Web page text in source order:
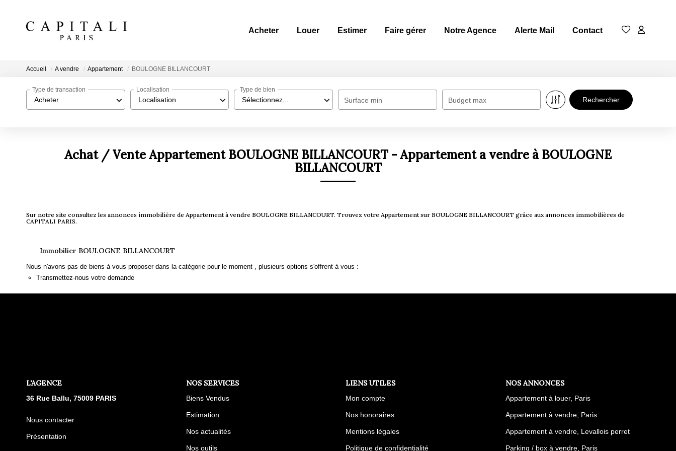
Acheter Louer Estimer Faire gérer Notre Agence Alerte Mail Contact
Accueil A vendre Appartement BOULOGNE BILLANCOURT
Acheter
Type de transaction
Localisation
Localisation
Sélectionnez...
Type de bien
Surface min Budget max
Achat / Vente Appartement BOULOGNE BILLANCOURT - Appartement a vendre à BOULOGNE
BILLANCOURT
Sur notre site consultez les annonces immobilière de Appartement à vendre BOULOGNE BILLANCOURT. Trouvez votre Appartement sur BOULOGNE BILLANCOURT grâce aux annonces immobilières de
CAPITALI PARIS.
Immobilier BOULOGNE BILLANCOURT
Nous n'avons pas de biens à vous proposer dans la catégorie pour le moment , plusieurs options s'offrent à vous :
Transmettez-nous votre demande
L'AGENCE
36 Rue Ballu, 75009 PARIS
Nous contacter
Présentation
NOS SERVICES
Biens Vendus
Estimation
Nos actualités
Nos outils
LIENS UTILES
Mon compte
Nos honoraires
Mentions légales
Politique de confidentialité
NOS ANNONCES
Appartement à louer, Paris
Appartement à vendre, Paris
Appartement à vendre, Levallois perret
Parking / box à vendre, Paris